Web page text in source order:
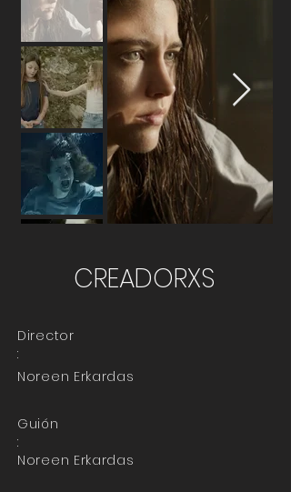
CREADORXS
Director
:
Noreen Erkardas
Guión
:
Noreen Erkardas